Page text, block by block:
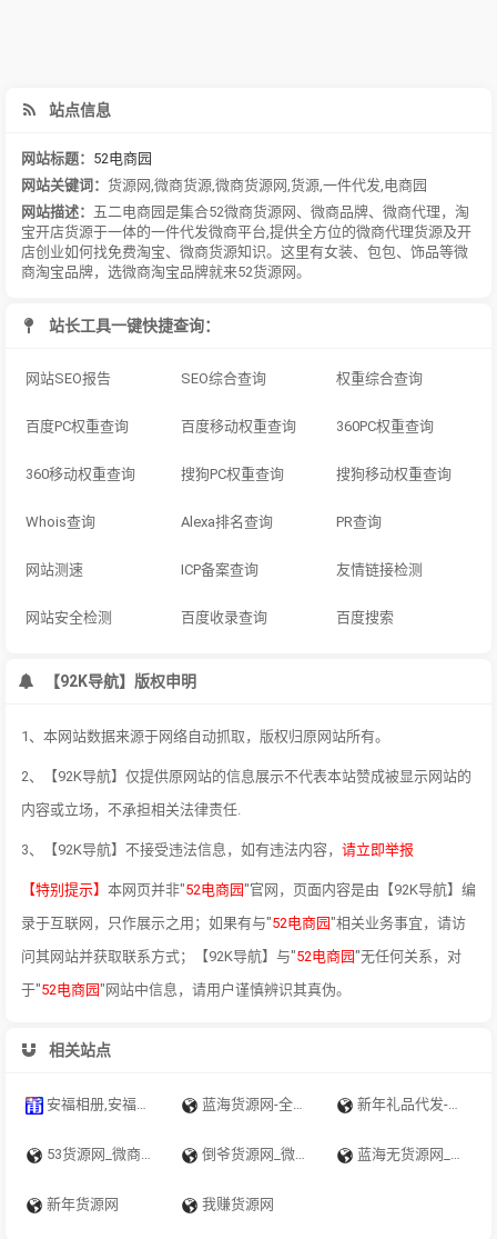
站点信息
网站标题： 52电商园
网站关键词： 货源网 微商货源 微商货源网 货源 一件代发 电商园
网站描述： 五二电商园是集合52微商货源网、微商品牌、微商代理，淘
宝开店货源于一体的一件代发微商平台,提供全方位的微商代理货源及开
店创业如何找免费淘宝、微商货源知识。这里有女装、包包、饰品等微
商淘宝品牌，选微商淘宝品牌就来52货源网。
站长工具一键快捷查询：
网站SEO报告 SEO综合查询 权重综合查询
百度PC权重查询 百度移动权重查询 360PC权重查询
360移动权重查询 搜狗PC权重查询 搜狗移动权重查询
Whois查询 Alexa排名查询 PR查询
网站测速 ICP备案查询 友情链接检测
网站安全检测 百度收录查询 百度搜索
【92K导航】版权申明
1、本网站数据来源于网络自动抓取，版权归原网站所有。
2、【92K导航】仅提供原网站的信息展示不代表本站赞成被显示网站的
内容或立场，不承担相关法律责任.
3、【92K导航】不接受违法信息，如有违法内容， 请立即举报
【特别提示】 本网页并非"52电商园"官网，页面内容是由【92K导航】编
录于互联网，只作展示之用；如果有与"52电商园"相关业务事宜，请访
问其网站并获取联系方式；【92K导航】与"52电商园"无任何关系，对
于"52电商园"网站中信息，请用户谨慎辨识其真伪。
相关站点
安福相册,安福相册搜索,电商货源 蓝海货源网-全球货源一站式服务-一件代发 新年礼品代发-一件代发-服务的最佳选择-生日礼物网
53货源网_微商货源网_全网最大的货源信息平台 倒爷货源网_微商货源网_货源批发网平台_一件代发货源网_货源大全批发 蓝海无货源网_微商货源网_一件代发货源网_货源大全批发_开网店货源
新年货源网 我赚货源网